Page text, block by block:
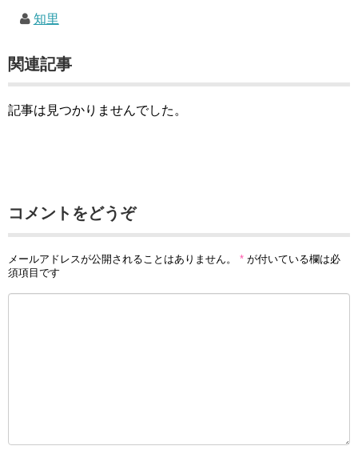
知里
関連記事
記事は見つかりませんでした。
コメントをどうぞ
メールアドレスが公開されることはありません。 * が付いている欄は必
須項目です